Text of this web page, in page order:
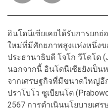
อินโดนีเซียเคยได้รับการยกย่
ใหม่ที่มีศักยภาพสูงแห่งหนึ่งข
ประธานาธิบดี โจโก วีโดโด
นอกจากนี้ อินโดนีเซียยังเป็น
จากเศรษฐกิจที่มีขนาดใหญ่อี
ปราโบโว ซูเบียนโต
2567 การดำเนินนโยบายเศ